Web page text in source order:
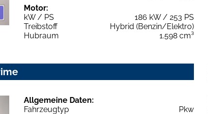
Motor:
kW / PS
186 kW / 253 PS
Treibstoff
Hybrid (Benzin/Elektro)
Hubraum
1.598 cm³
Allgemeine Daten:
Fahrzeugtyp
Pkw